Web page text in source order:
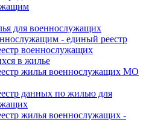
для военнослужащих
- единый реестр
военнослужащих
в жилье
жилья военнослужащих МО
данных по жилью для
жилья военнослужащих -